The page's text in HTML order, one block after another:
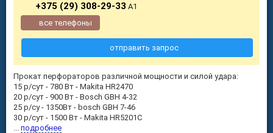
Прокат перфораторов различной мощности и силой удара:
15 р/сут - 780 Вт - Makita HR2470
20 р/сут - 900 Вт - Bosch GBH 4-32
25 р/су - 1350Вт - bosch GBH 7-46
30 р/сут - 1500 Вт - Makita HR5201C
подробнее
+375 (29) 308-29-33 А1
все телефоны
отправить запрос